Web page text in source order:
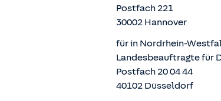
Postfach 221
30002 Hannover
für in Nordrhein-
Landesbeauftragte für
Postfach 20 04 44
40102 Düsseldorf